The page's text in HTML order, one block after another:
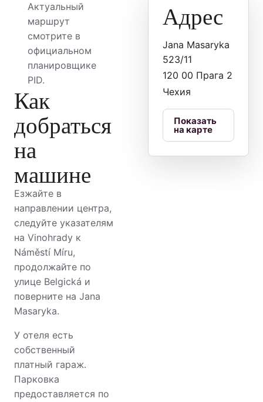
Актуальный
маршрут
смотрите в
официальном
планировщике
PID.
Как
добраться
на
машине
Езжайте в
направлении центра,
следуйте указателям
на Vinohrady к
Náměstí Míru,
продолжайте по
улице Belgická и
поверните на Jana
Masaryka.
У отеля есть
собственный
платный гараж.
Парковка
предоставляется по
Адрес
Jana Masaryka
523/11
120 00 Прага 2
Чехия
Показать
на карте